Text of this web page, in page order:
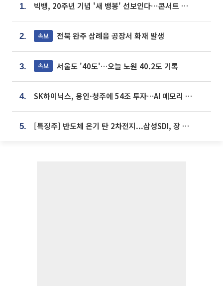
1. 빅뱅, 20주년 기념 '새 뱅봉' 선보인다⋯콘서트 앞두고 팝업 개최
2. 속보 전북 완주 삼례읍 공장서 화재 발생
3. 속보 서울도 '40도'…오늘 노원 40.2도 기록
4. SK하이닉스, 용인·청주에 54조 투자…AI 메모리 생산기지 키운다
5. [특징주] 반도체 온기 탄 2차전지...삼성SDI, 장 초반 7% 넘게 껑충